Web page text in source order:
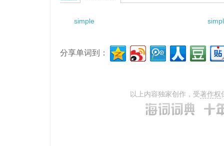
simple
分享单词到：
以上内容独家创作，受著作权